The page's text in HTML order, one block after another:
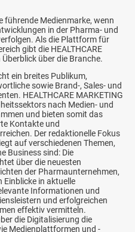
führende Medienmarke, wenn
in der Pharma- und
Als die Plattform für
gibt die HEALTHCARE
über die Branche.
ein breites Publikum,
sowie Brand-, Sales- und
HEALTHCARE MARKETING
nach Medien- und
und bieten somit das
Kontakte und
Der redaktionelle Fokus
auf verschiedenen Themen,
Business sind: Die
über die neuesten
der Pharmaunternehmen,
in aktuelle
Informationen und
und erfolgreichen
effektiv vermitteln.
die Digitalisierung die
Medienplattformen und -